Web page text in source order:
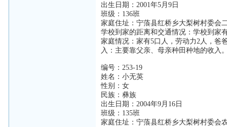
出生日期：2001年5月9日
班级：136班
家庭住址：宁蒗县红桥乡大梨树村委会
学校到家的距离和交通情况：学校到家
家庭情况：家有5口人，劳动力2人，爸
入：主要靠父亲、母亲种田种地的收入
编号：253-19
姓名：小无英
性别：女
民族：彝族
出生日期：2004年9月16日
班级：135班
家庭住址：宁蒗县红桥乡大梨树村委会